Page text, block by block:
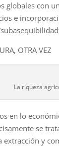
globales con
e
OTRA VEZ
La riqueza
en lo
se
extracción y